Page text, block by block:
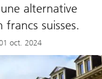
alternative
suisses.
oct. 2024